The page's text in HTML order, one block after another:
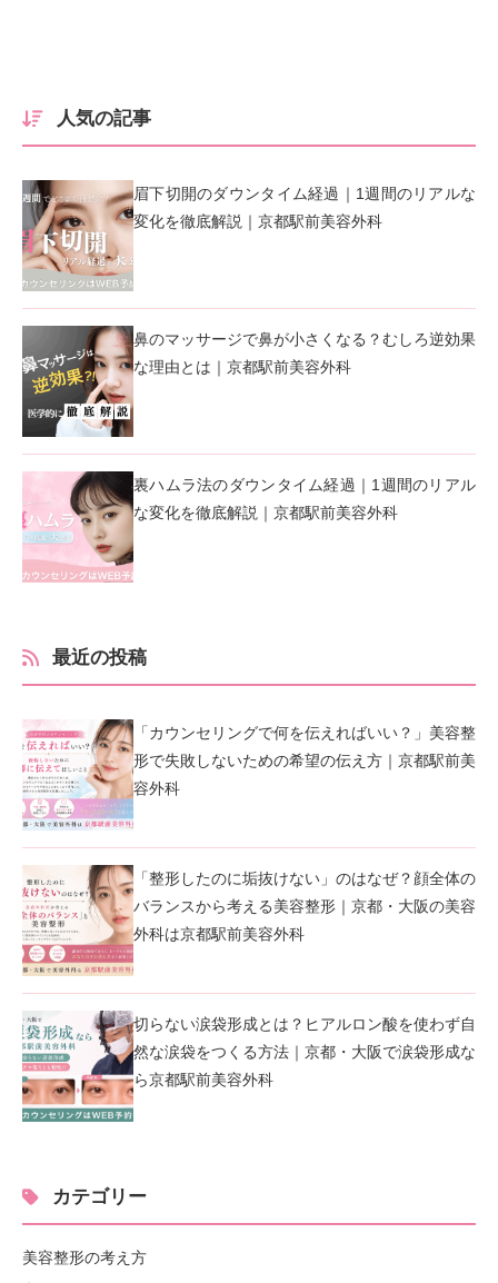
人気の記事
眉下切開のダウンタイム経過｜1週間のリアルな
変化を徹底解説｜京都駅前美容外科
鼻のマッサージで鼻が小さくなる？むしろ逆効果
な理由とは｜京都駅前美容外科
裏ハムラ法のダウンタイム経過｜1週間のリアル
な変化を徹底解説｜京都駅前美容外科
最近の投稿
「カウンセリングで何を伝えればいい？」美容整
形で失敗しないための希望の伝え方｜京都駅前美
容外科
「整形したのに垢抜けない」のはなぜ？顔全体の
バランスから考える美容整形｜京都・大阪の美容
外科は京都駅前美容外科
切らない涙袋形成とは？ヒアルロン酸を使わず自
然な涙袋をつくる方法｜京都・大阪で涙袋形成な
ら京都駅前美容外科
カテゴリー
美容整形の考え方